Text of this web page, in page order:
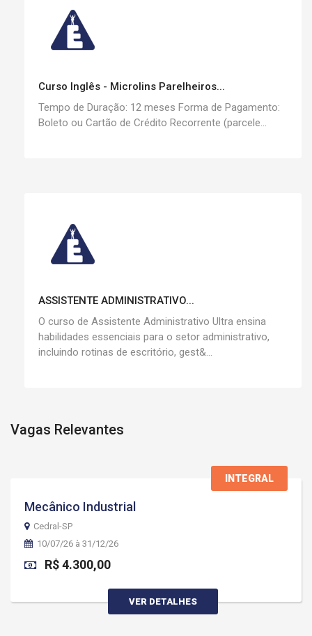
Curso Inglês - Microlins Parelheiros...
Tempo de Duração: 12 meses Forma de Pagamento:
Boleto ou Cartão de Crédito Recorrente (parcele...
ASSISTENTE ADMINISTRATIVO...
O curso de Assistente Administrativo Ultra ensina
habilidades essenciais para o setor administrativo,
incluindo rotinas de escritório, gest&...
Vagas Relevantes
INTEGRAL
Mecânico Industrial
Cedral-SP
10/07/26 à 31/12/26
R$ 4.300,00
VER DETALHES